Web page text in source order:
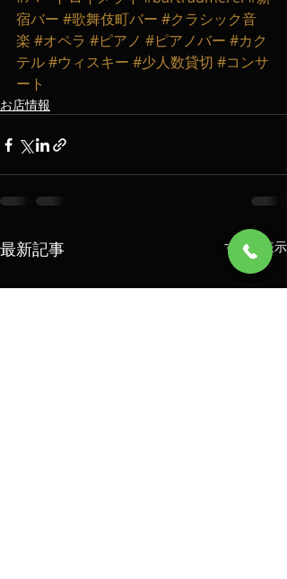
宿バー #歌舞伎町バー #クラシック音
楽 #オペラ #ピアノ #ピアノバー #カク
テル#ウィスキー #少人数貸切 #コンサ
ート
お店情報
最新記事 すべて表示